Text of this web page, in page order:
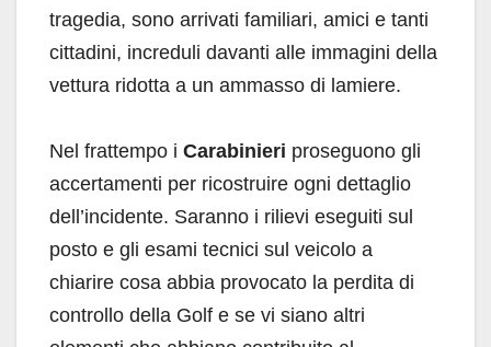
tragedia, sono arrivati familiari, amici e tanti
cittadini, increduli davanti alle immagini della
vettura ridotta a un ammasso di lamiere.
Nel frattempo i Carabinieri proseguono gli
accertamenti per ricostruire ogni dettaglio
dell’incidente. Saranno i rilievi eseguiti sul
posto e gli esami tecnici sul veicolo a
chiarire cosa abbia provocato la perdita di
controllo della Golf e se vi siano altri